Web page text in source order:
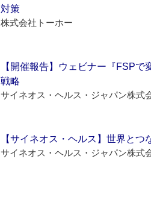
対策
株式会社トーホー
【開催報告】ウェビナー『FSP
戦略
サイネオス・ヘルス・ジャパン株式
【サイネオス・ヘルス】世界と
サイネオス・ヘルス・ジャパン株式